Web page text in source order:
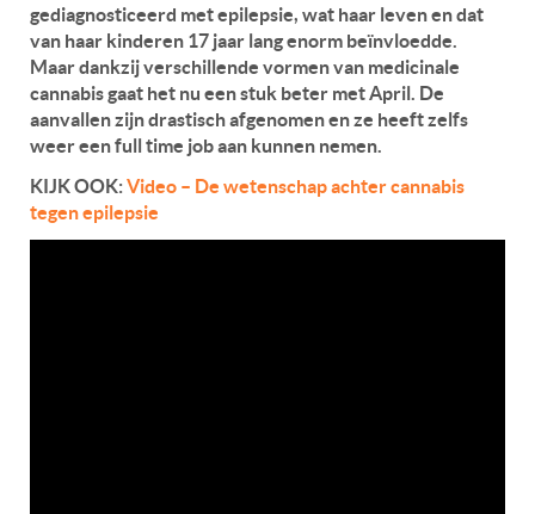
gediagnosticeerd met epilepsie, wat haar leven en dat
van haar kinderen 17 jaar lang enorm beïnvloedde.
Maar dankzij verschillende vormen van medicinale
cannabis gaat het nu een stuk beter met April. De
aanvallen zijn drastisch afgenomen en ze heeft zelfs
weer een full time job aan kunnen nemen.
KIJK OOK:Video – De wetenschap achter cannabis
tegen epilepsie